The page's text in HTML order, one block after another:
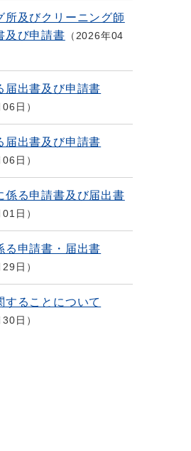
所及びクリーニング師
及び申請書
2026年04
届出書及び申請書
日
届出書及び申請書
日
係る申請書及び届出書
日
る申請書・届出書
日
することについて
日